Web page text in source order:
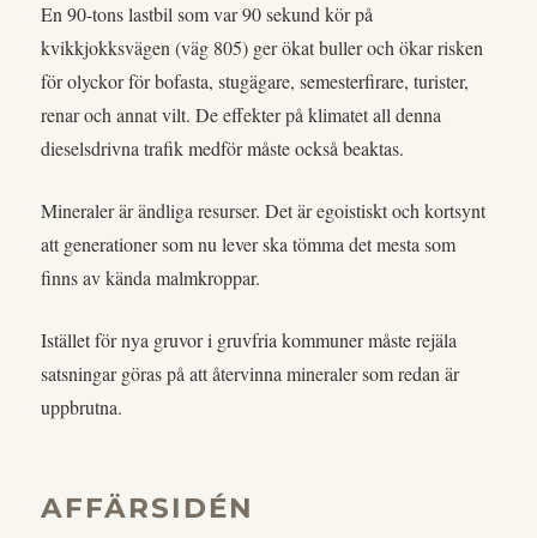
En 90-tons lastbil som var 90 sekund kör på
kvikkjokksvägen (väg 805) ger ökat buller och ökar risken
för olyckor för bofasta, stugägare, semesterfirare, turister,
renar och annat vilt. De effekter på klimatet all denna
dieselsdrivna trafik medför måste också beaktas.
Mineraler är ändliga resurser. Det är egoistiskt och kortsynt
att generationer som nu lever ska tömma det mesta som
finns av kända malmkroppar.
Istället för nya gruvor i gruvfria kommuner måste rejäla
satsningar göras på att återvinna mineraler som redan är
uppbrutna.
AFFÄRSIDÉN